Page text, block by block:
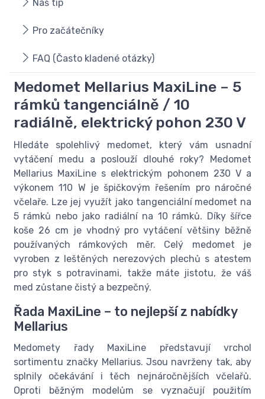
Náš tip
Pro začátečníky
FAQ (Často kladené otázky)
Medomet Mellarius MaxiLine – 5
rámků tangenciálně / 10
radiálně, elektrický pohon 230 V
Hledáte spolehlivý medomet, který vám usnadní
vytáčení medu a poslouží dlouhé roky? Medomet
Mellarius MaxiLine s elektrickým pohonem 230 V a
výkonem 110 W je špičkovým řešením pro náročné
včelaře. Lze jej využít jako tangenciální medomet na
5 rámků nebo jako radiální na 10 rámků. Díky šířce
koše 26 cm je vhodný pro vytáčení většiny běžně
používaných rámkových měr. Celý medomet je
vyroben z leštěných nerezových plechů s atestem
pro styk s potravinami, takže máte jistotu, že váš
med zůstane čistý a bezpečný.
Řada MaxiLine – to nejlepší z nabídky
Mellarius
Medomety řady MaxiLine představují vrchol
sortimentu značky Mellarius. Jsou navrženy tak, aby
splnily očekávání i těch nejnáročnějších včelařů.
Oproti běžným modelům se vyznačují použitím